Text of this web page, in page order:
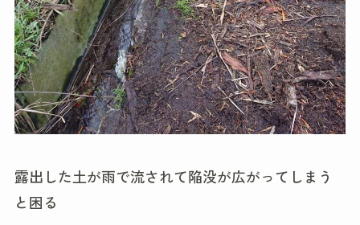
露出した土が雨で流されて陥没が広がってしまう
と困る